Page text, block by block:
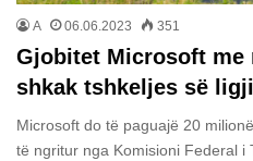
A 06.06.2023 351
Gjobitet Microsoft me
shkak tshkeljes së
Microsoft do të paguajë 20
të ngritur nga Komisioni Federal